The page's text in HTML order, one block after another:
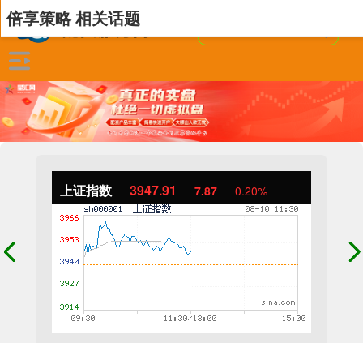
上证指数 3947.91 7.87 0.20%
倍享策略 相关话题